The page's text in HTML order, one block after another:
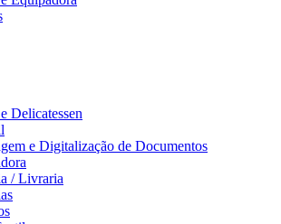
Delicatessen
e Digitalização de Documentos
/ Livraria